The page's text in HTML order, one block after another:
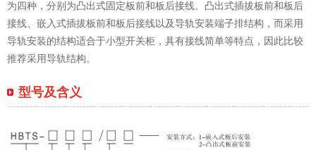
为四种，分别为凸出式固定板前和板后接线、凸出式插拔板前和板后
接线、嵌入式插拔板前和板后接线以及导轨安装端子排结构，而采用
导轨安装的结构适合于小型开关柜，具有接线简单等特点，因此比较
推荐采用导轨结构。
型号及含义